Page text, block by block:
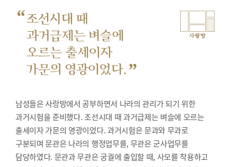
“조선시대 때
과거급제는 벼슬에
오르는 출세이자
가문의 영광이었다. ”
사랑방
남성들은 사랑방에서 공부하면서 나라의 관리가 되기 위한
과거시험을 준비했다.조선시대 때 과거급제는 벼슬에 오르는
출세이자 가문의 영광이었다. 과거시험은 문과와 무과로
구분되며 문관은 나라의 행정업무를, 무관은 군사업무를
담당하였다. 문관과 무관은 궁궐에 출입할 때, 사모를 착용하고